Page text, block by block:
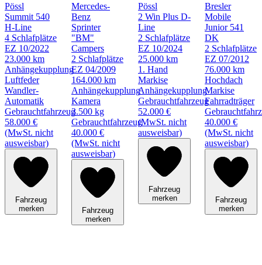
Pössl
Summit 540
H-Line
4 Schlafplätze
EZ 10/2022
23.000 km
Anhängekupplung
Luftfeder
Wandler-
Automatik
Gebrauchtfahrzeug
58.000 €
(MwSt. nicht
ausweisbar)
Fahrzeug
merken
Mercedes-
Benz
Sprinter
"BM"
Campers
2 Schlafplätze
EZ 04/2009
164.000 km
Anhängekupplung
Kamera
3.500 kg
Gebrauchtfahrzeug
40.000 €
(MwSt. nicht
ausweisbar)
Fahrzeug
merken
Pössl
2 Win Plus D-
Line
2 Schlafplätze
EZ 10/2024
25.000 km
1. Hand
Markise
Anhängekupplung
Gebrauchtfahrzeug
52.000 €
(MwSt. nicht
ausweisbar)
Fahrzeug
merken
Bresler
Mobile
Junior 541
DK
2 Schlafplätze
EZ 07/2012
76.000 km
Hochdach
Markise
Fahrradträger
40.000 €
(MwSt. nicht
ausweisbar)
Fahrzeug
merken